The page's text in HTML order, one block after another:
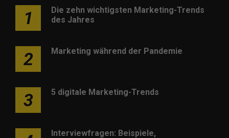
1
Die zehn wichtigsten Marketing-Trends
des Jahres
2 Marketing während der Pandemie
3 5 digitale Marketing-Trends
Interviewfragen: Beispiele,